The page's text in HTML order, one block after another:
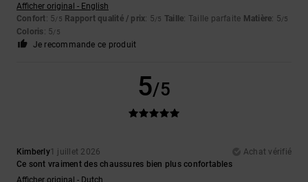
Afficher original - English
Confort: 5/5 Rapport qualité / prix: 5/5 Taille: Taille parfaite Matière: 5/5
Coloris: 5/5
Je recommande ce produit
5/5
Kimberly1 juillet 2026
Achat vérifié
Ce sont vraiment des chaussures bien plus confortables
Afficher original - Dutch